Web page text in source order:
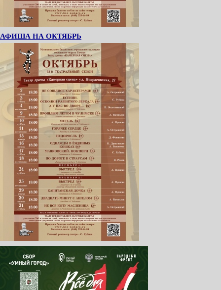
АФИША НА ОКТЯБРЬ